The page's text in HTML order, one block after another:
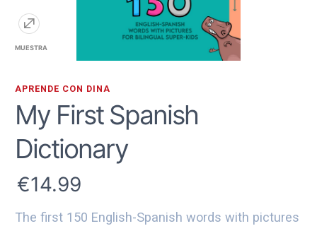
MUESTRA
APRENDE CON DINA
My First Spanish
Dictionary
14.99
The first 150 English-Spanish words with pictures